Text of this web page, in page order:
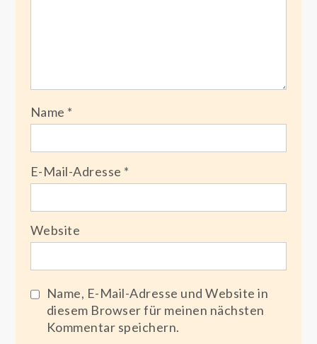
Name *
E-Mail-Adresse *
Website
Name, E-Mail-Adresse und Website in
diesem Browser für meinen nächsten
Kommentar speichern.